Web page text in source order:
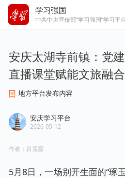
学习强国
中共中央宣传部“学习强国”学习平
安庆太湖寺前镇：党
直播课堂赋能文旅融合
地方平台发布内容
安庆学习平台
2026-05-12
作者： 吕孟霞
5月8日，一场别开生面的“琢